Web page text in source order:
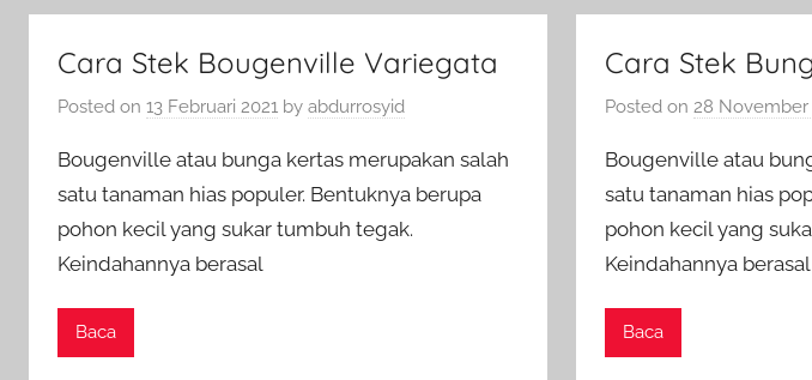
Cara Stek Bougenville Variegata
Posted on 13 Februari 2021 by abdurrosyid
Bougenville atau bunga kertas merupakan salah
satu tanaman hias populer. Bentuknya berupa
pohon kecil yang sukar tumbuh tegak.
Keindahannya berasal
Baca
Cara Stek
Posted on28 November
Bougenville atau
satu tanaman hias
pohon kecil yang
Keindahannya berasal
Baca